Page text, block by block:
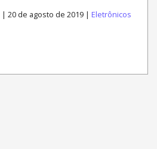
| 20 de agosto de 2019 | Eletrônicos